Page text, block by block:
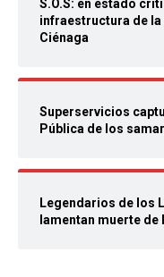
S.O.S: en estado
infraestructura de la
Ciénaga
Superservicios
Pública de los
Legendarios de los
lamentan muerte de